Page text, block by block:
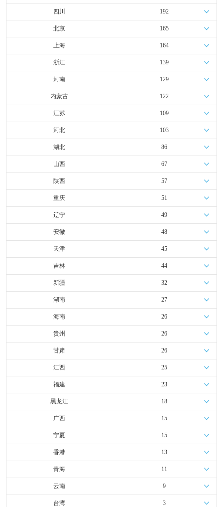
四川 192
北京 165
上海 164
浙江 139
河南 129
内蒙古 122
江苏 109
河北 103
湖北 86
山西 67
陕西 57
重庆 51
辽宁 49
安徽 48
天津 45
吉林 44
新疆 32
湖南 27
海南 26
贵州 26
甘肃 26
江西 25
福建 23
黑龙江 18
广西 15
宁夏 15
香港 13
青海 11
云南 9
台湾 3